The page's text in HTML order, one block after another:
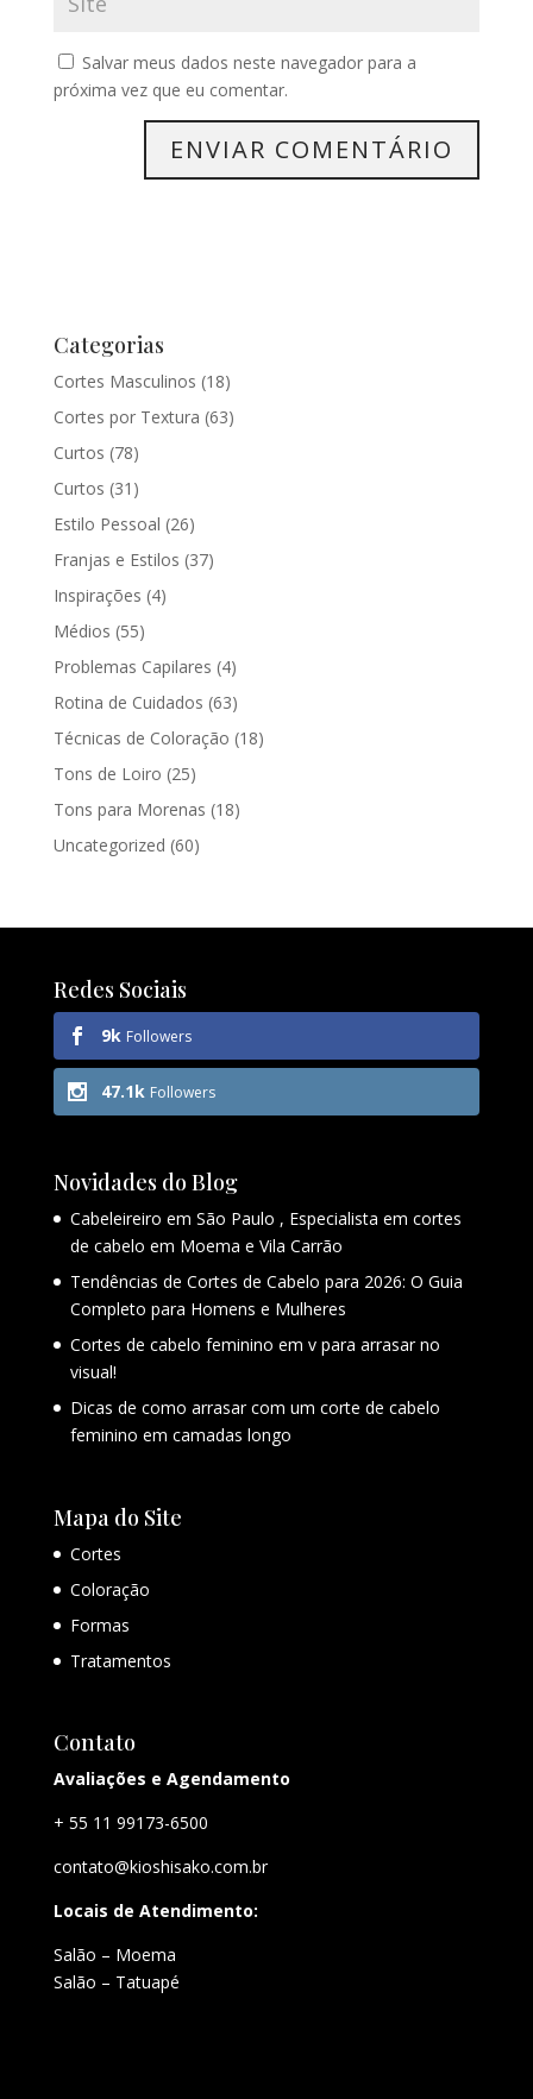
Salvar meus dados neste navegador para a
próxima vez que eu comentar.
Categorias
Cortes Masculinos (18)
Cortes por Textura (63)
Curtos (78)
Curtos (31)
Estilo Pessoal (26)
Franjas e Estilos (37)
Inspirações (4)
Médios (55)
Problemas Capilares (4)
Rotina de Cuidados (63)
Técnicas de Coloração (18)
Tons de Loiro (25)
Tons para Morenas (18)
Uncategorized (60)
Redes Sociais
9k Followers
47.1k Followers
Novidades do Blog
Cabeleireiro em São Paulo , Especialista em cortes
de cabelo em Moema e Vila Carrão
Tendências de Cortes de Cabelo para 2026: O Guia
Completo para Homens e Mulheres
Cortes de cabelo feminino em v para arrasar no
visual!
Dicas de como arrasar com um corte de cabelo
feminino em camadas longo
Mapa do Site
Cortes
Coloração
Formas
Tratamentos
Contato
Avaliações e Agendamento
+ 55 11 99173-6500
contato@kioshisako.com.br
Locais de Atendimento:
Salão – Moema
Salão – Tatuapé